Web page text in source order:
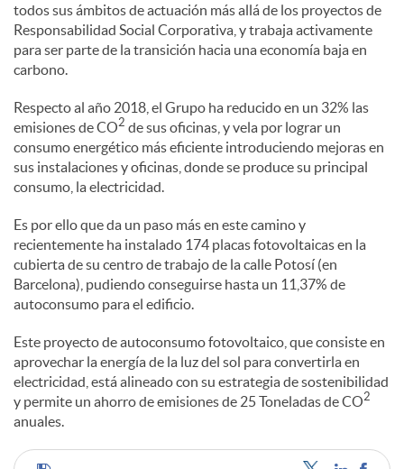
l
e
s
todos sus ámbitos de actuación más allá de los proyectos de
Responsabilidad Social Corporativa, y trabaja activamente
para ser parte de la transición hacia una economía baja en
carbono.
Respecto al año 2018, el Grupo ha reducido en un 32% las
emisiones de CO2 de sus oficinas, y vela por lograr un
consumo energético más eficiente introduciendo mejoras en
sus instalaciones y oficinas, donde se produce su principal
consumo, la electricidad.
Es por ello que da un paso más en este camino y
recientemente ha instalado 174 placas fotovoltaicas en la
cubierta de su centro de trabajo de la calle Potosí (en
Barcelona), pudiendo conseguirse hasta un 11,37% de
autoconsumo para el edificio.
Este proyecto de autoconsumo fotovoltaico, que consiste en
aprovechar la energía de la luz del sol para convertirla en
electricidad, está alineado con su estrategia de sostenibilidad
y permite un ahorro de emisiones de 25 Toneladas de CO2
anuales.